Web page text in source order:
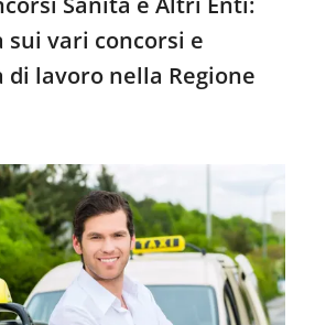
sui vari concorsi e
lavoro nella Regione